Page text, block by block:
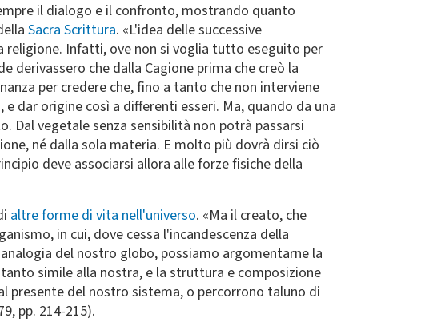
il dialogo e il confronto, mostrando quanto
Sacra Scrittura. «L'idea delle successive
religione. Infatti, ove non si voglia tutto eseguito per
che dalla Cagione prima che creò la
per credere che, fino a tanto che non interviene
dar origine così a differenti esseri. Ma, quando da una
Dal vegetale senza sensibilità non potrà passarsi
né dalla sola materia. E molto più dovrà dirsi ciò
deve associarsi allora alle forze fisiche della
altre forme di vita nell'universo. «Ma il creato, che
in cui, dove cessa l'incandescenza della
del nostro globo, possiamo argomentarne la
simile alla nostra, e la struttura e composizione
presente del nostro sistema, o percorrono taluno di
pp. 214-215).